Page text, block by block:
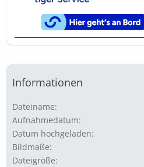
Informationen
Dateiname
Aufnahmedatum
Datum hochgeladen
Bildmaße
Dateigröße